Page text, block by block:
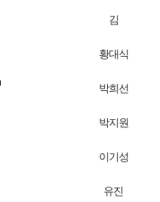
김
황대식
박희선
박지원
이기성
유진